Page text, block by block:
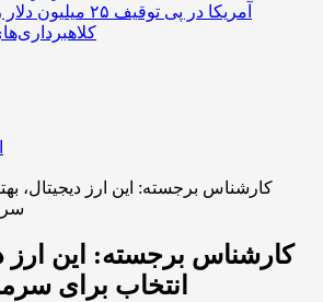
آمریکا در پی توقیف
کارشناس برجسته: این ارز دیجیتال،
کارشناس برجسته: این ارز
انتخاب برای